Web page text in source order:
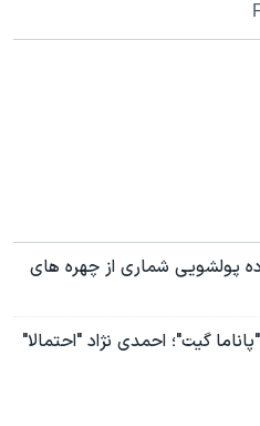
پولشویی شماری از چهره های
گیت"؛ احمدی نژاد "احتمالا"